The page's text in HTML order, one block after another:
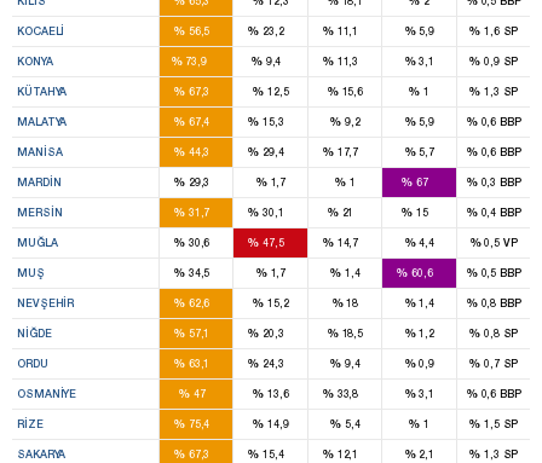
KOCAELI %56,5 % 23,2 %11,1 %5,9 % 1,6 SP
KONYA %73,9 %9,4 %11,3 %3,1 % 0,9 SP
KÜTAHYA %67,3 % 12,5 %15,6 % 1 % 1,3 SP
MALATYA %67,4 % 15,3 % 9,2 %5,9 %0,6BBP
MANISA %44,3 % 29,4 %17,7 %5,7 %0,6BBP
MARDIN %29,3 %1,7 %1 % 67 %0,3BBP
MERSIN %31,7 % 30,1 %21 % 15 %0,4BBP
MUĞLA %30,6 % 47,5 %14,7 %4,4 %0,5VP
MUŞ %34,5 %1,7 % 1,4 % 60,6 %0,5BBP
NEVŞEHIR %62,6 % 15,2 %18 %1,4 %0,8BBP
NIĞDE %57,1 % 20,3 %18,5 %1,2 % 0,8 SP
ORDU %63,1 % 24,3 % 9,4 %0,9 % 0,7 SP
OSMANIYE %47 % 13,6 %33,8 %3,1 %0,6BBP
RIZE %75,4 % 14,9 % 5,4 % 1 % 1,5 SP
SAKARYA %67,3 % 15,4 %12,1 %2,1 % 1,3 SP